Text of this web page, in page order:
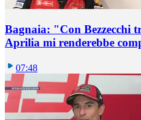
Bagnaia: "Con Bezzecchi
Aprilia mi renderebbe
07:48